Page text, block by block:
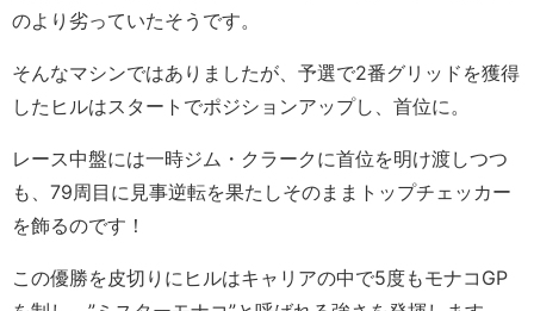
のより劣っていたそうです。
そんなマシンではありましたが、予選で2番グリッドを獲得
したヒルはスタートでポジションアップし、首位に。
レース中盤には一時ジム・クラークに首位を明け渡しつつ
も、79周目に見事逆転を果たしそのままトップチェッカー
を飾るのです！
この優勝を皮切りにヒルはキャリアの中で5度もモナコGP